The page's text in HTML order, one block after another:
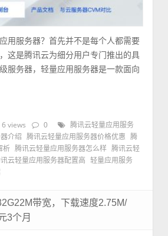
用服务器？首先并不是每个人都需要
这是腾讯云为细分用户专门推出的具
服务器，轻量应用服务器是一款面向
6 views 0
腾讯云轻量应用服务
介绍 腾讯云轻量应用服务器价格优惠
腾
析 腾讯云轻量应用服务器怎么样 腾讯云轻
云轻量应用服务器配置高
轻量应用服务
带宽，下载速度2.75M/
3个月